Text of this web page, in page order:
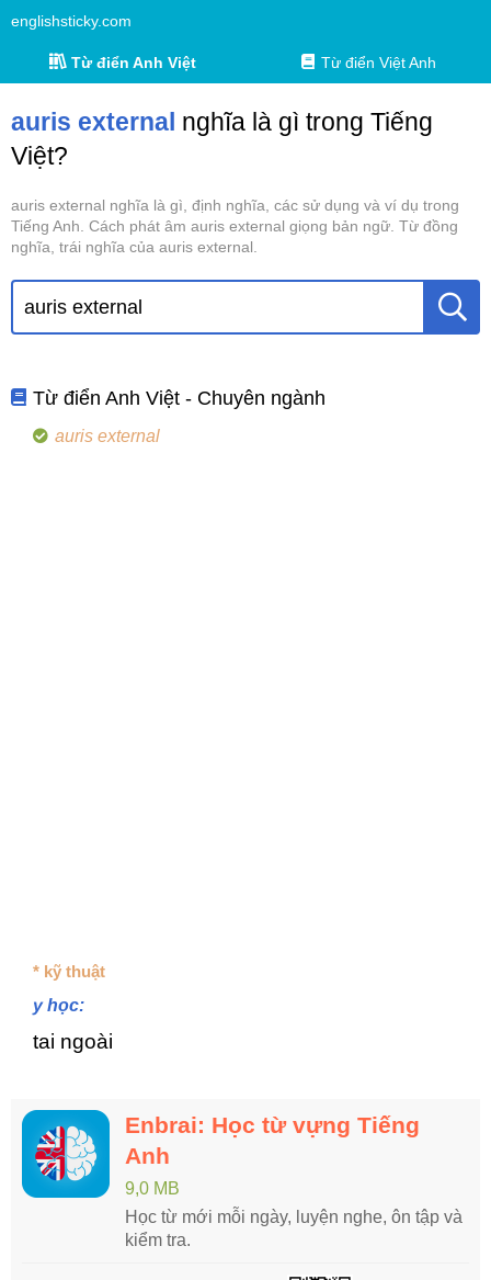
englishsticky.com
Từ điển Anh Việt Từ điển Việt Anh
auris external nghĩa là gì trong Tiếng
Việt?
auris external nghĩa là gì, định nghĩa, các sử dụng và ví dụ trong
Tiếng Anh. Cách phát âm auris external giọng bản ngữ. Từ đồng
nghĩa, trái nghĩa của auris external.
Từ điển Anh Việt - Chuyên ngành
auris external
* kỹ thuật
y học:
tai ngoài
Enbrai: Học từ vựng Tiếng
Anh
9,0 MB
Học từ mới mỗi ngày, luyện nghe, ôn tập và
kiểm tra.